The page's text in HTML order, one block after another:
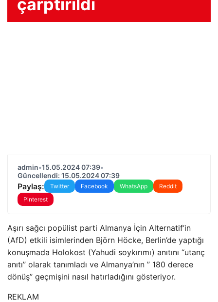
çarptırıldı
admin•15.05.2024 07:39•
Güncellendi: 15.05.2024 07:39
Paylaş: Twitter Facebook WhatsApp
Reddit
Pinterest
Aşırı sağcı popülist parti Almanya İçin Alternatif’in
(AfD) etkili isimlerinden Björn Höcke, Berlin’de yaptığı
konuşmada Holokost (Yahudi soykırımı) anıtını “utanç
anıtı” olarak tanımladı ve Almanya’nın ” 180 derece
dönüş” geçmişini nasıl hatırladığını gösteriyor.
REKLAM